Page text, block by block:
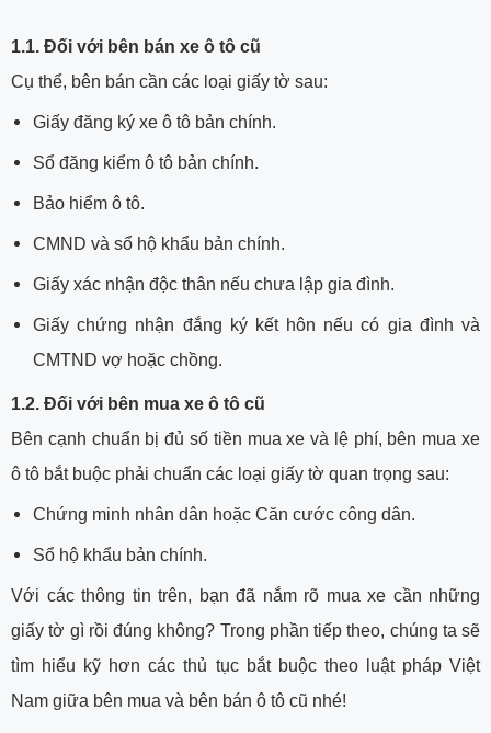
1.1. Đối với bên bán xe ô tô cũ
Cụ thể, bên bán cần các loại giấy tờ sau:
Giấy đăng ký xe ô tô bản chính.
Sổ đăng kiểm ô tô bản chính.
Bảo hiểm ô tô.
CMND và sổ hộ khẩu bản chính.
Giấy xác nhận độc thân nếu chưa lập gia đình.
Giấy chứng nhận đắng ký kết hôn nếu có gia đình và
CMTND vợ hoặc chồng.
1.2. Đối với bên mua xe ô tô cũ
Bên cạnh chuẩn bị đủ số tiền mua xe và lệ phí, bên mua xe
ô tô bắt buộc phải chuẩn các loại giấy tờ quan trọng sau:
Chứng minh nhân dân hoặc Căn cước công dân.
Sổ hộ khẩu bản chính.
Với các thông tin trên, bạn đã nắm rõ mua xe cần những
giấy tờ gì rồi đúng không? Trong phần tiếp theo, chúng ta sẽ
tìm hiểu kỹ hơn các thủ tục bắt buộc theo luật pháp Việt
Nam giữa bên mua và bên bán ô tô cũ nhé!